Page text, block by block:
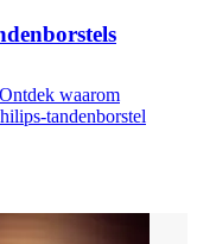
​​waarom
tandenborstel